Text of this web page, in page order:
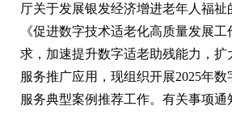
厅关于发展银发经济增进老年人福祉
《促进数字技术适老化高质量发展
求，加速提升数字适老助残能力，扩
服务推广应用，现组织开展2025年
服务典型案例推荐工作。有关事项通